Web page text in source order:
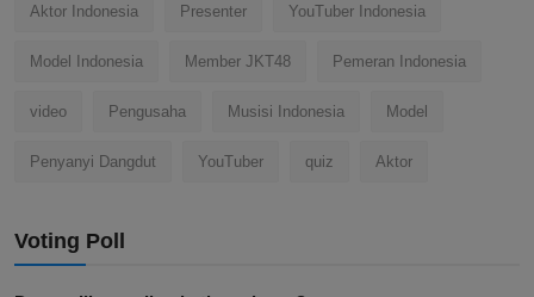
Aktor Indonesia Presenter YouTuber Indonesia
Model Indonesia Member JKT48 Pemeran Indonesia
video Pengusaha Musisi Indonesia Model
Penyanyi Dangdut YouTuber quiz Aktor
Voting Poll